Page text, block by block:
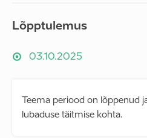
Lõpptulemus
03.10.2025
Teema periood on lõppenud
lubaduse täitmise kohta.